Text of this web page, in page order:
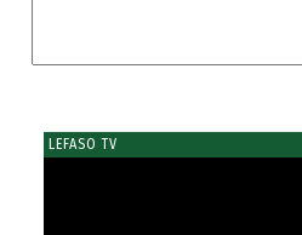
LEFASO TV